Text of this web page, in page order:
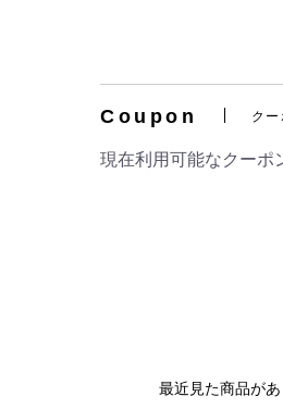
Coupon ク
現在利用可能なクーポ
最近見た商品があ